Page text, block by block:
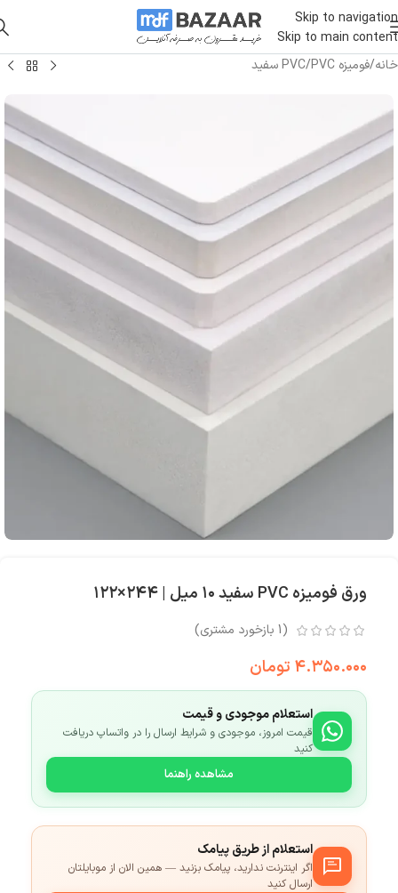
Skip to navigation
Skip to main content
خانه/فومیزه PVC /PVC سفید
ورق فومیزه PVC سفید ۱۰ میل | ۲۴۴×۱۲۲
(
1 بازخورد مشتری)
۴.۳۵۰.۰۰۰ تومان
استعلام موجودی و قیمت
قیمت امروز، موجودی و شرایط ارسال را در واتساپ دریافت
کنید
مشاهده راهنما
استعلام از طریق پیامک
اگر اینترنت ندارید، پیامک بزنید — همین الان از موبایلتان
ارسال کنید